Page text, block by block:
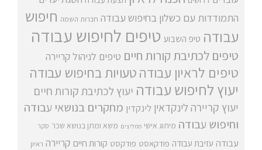
התמודדות עם כשלון בחיפוש עבודה חברות השמה חיפוש
עבודה טיפ השבוע טיפים לחיפוש עבודה
טיפים לכתיבת קורות חיים טיפים לניהול קריירה
טיפים לראיון עבודהטעויות בחיפוש עבודה
יעוץ לחיפוש עבודה יעוץ לכתיבת קורות חיים
יעוץ קריירה לינקדאין לינקדין מחקרים בנושאי עבודה
וחיפוש עבודה מיתוג אישי ממליצים משא ומתן בנושא שכר סקר
עבודה עזיבת עבודה פודקאסט פודקסט קורות חיים קריירה ראיון